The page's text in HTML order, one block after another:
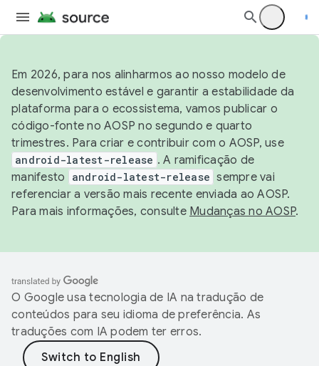
Em 2026, para nos alinharmos ao nosso modelo de
desenvolvimento estável e garantir a estabilidade da
plataforma para o ecossistema, vamos publicar o
código-fonte no AOSP no segundo e quarto
trimestres. Para criar e contribuir com o AOSP, use
android-latest-release . A ramificação de
manifesto
android-latest-release sempre vai
referenciar a versão mais recente enviada ao AOSP.
Para mais informações, consulte Mudanças no AOSP.
O Google usa tecnologia de IA na tradução de
conteúdos para seu idioma de preferência. As
traduções com IA podem ter erros.